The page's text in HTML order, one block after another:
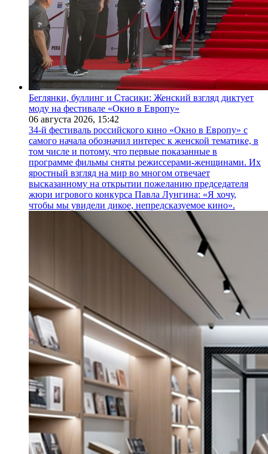
Беглянки, буллинг и Стасики: Женский взгляд диктует
моду на фестивале «Окно в Европу»
06 августа 2026, 15:42
34-й фестиваль российского кино «Окно в Европу» с
самого начала обозначил интерес к женской тематике, в
том числе и потому, что первые показанные в
программе фильмы сняты режиссерами-женщинами. Их
яростный взгляд на мир во многом отвечает
высказанному на открытии пожеланию председателя
жюри игрового конкурса Павла Лунгина: «Я хочу,
чтобы мы увидели дикое, непредсказуемое кино».